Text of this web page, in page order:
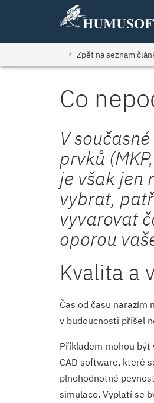
← Zpět na seznam
Co
V
prvků
je však jen
vybrat,
vyvarovat
oporou
Kvalita a
Čas od času narazím
v budoucnosti přišel
Příkladem mohou
CAD software, které
plnohodnotné
simulace. Vyplatí se